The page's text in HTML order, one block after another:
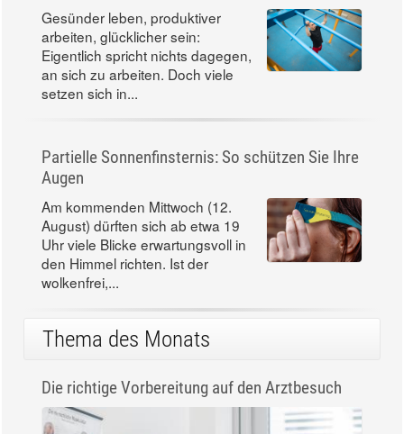
Gesünder leben, produktiver
arbeiten, glücklicher sein:
Eigentlich spricht nichts dagegen,
an sich zu arbeiten. Doch viele
setzen sich in...
Partielle Sonnenfinsternis: So schützen Sie Ihre
Augen
Am kommenden Mittwoch (12.
August) dürften sich ab etwa 19
Uhr viele Blicke erwartungsvoll in
den Himmel richten. Ist der
wolkenfrei,...
Thema des Monats
Die richtige Vorbereitung auf den Arztbesuch